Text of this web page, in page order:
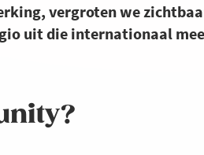
vergroten we
uit die internationaal